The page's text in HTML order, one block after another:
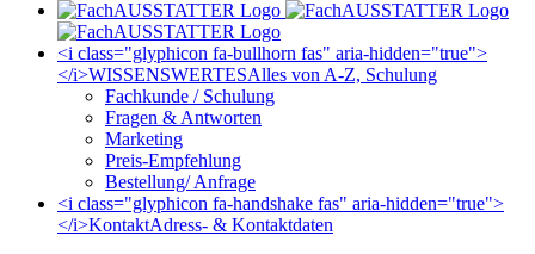
<i class="glyphicon fa-bullhorn fas" aria-hidden="true">
</i>WISSENSWERTESAlles von A-Z, Schulung
Fachkunde / Schulung
Fragen & Antworten
Marketing
Preis-Empfehlung
Bestellung/ Anfrage
<i class="glyphicon fa-handshake fas" aria-hidden="true">
</i>KontaktAdress- & Kontaktdaten